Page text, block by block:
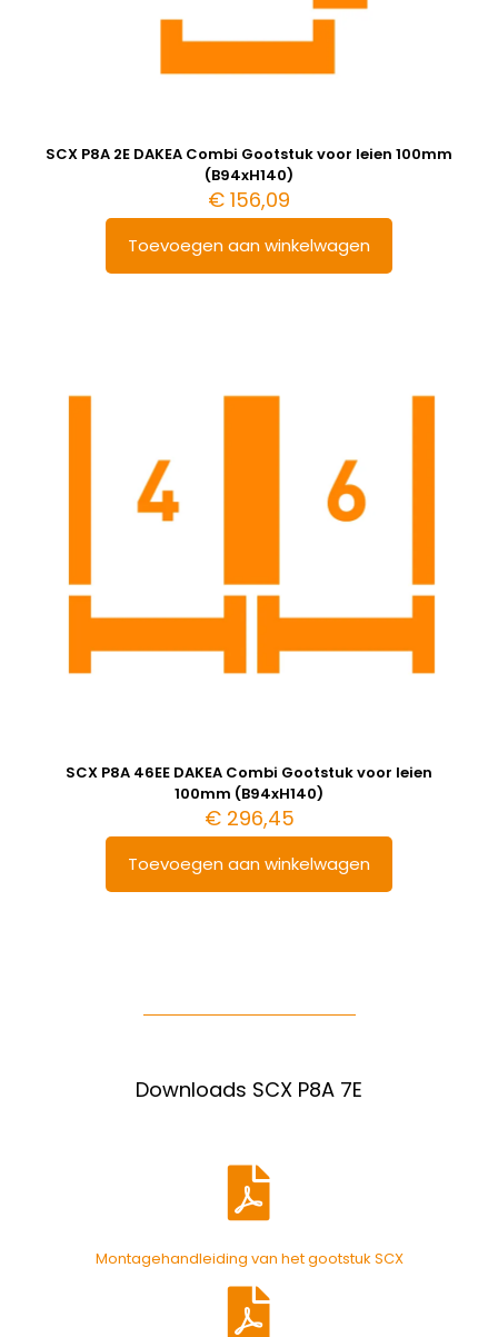
SCX P8A 2E DAKEA Combi Gootstuk voor leien 100mm
(B94xH140)
€ 156,09
Toevoegen aan winkelwagen
SCX P8A 46EE DAKEA Combi Gootstuk voor leien
100mm (B94xH140)
€296,45
Toevoegen aan winkelwagen
Downloads SCX P8A 7E
Montagehandleiding van het gootstuk SCX